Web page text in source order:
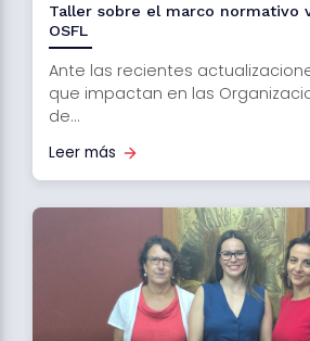
Taller sobre el marco normativo
OSFL
Ante las recientes
que impactan en las
de...
Leer más